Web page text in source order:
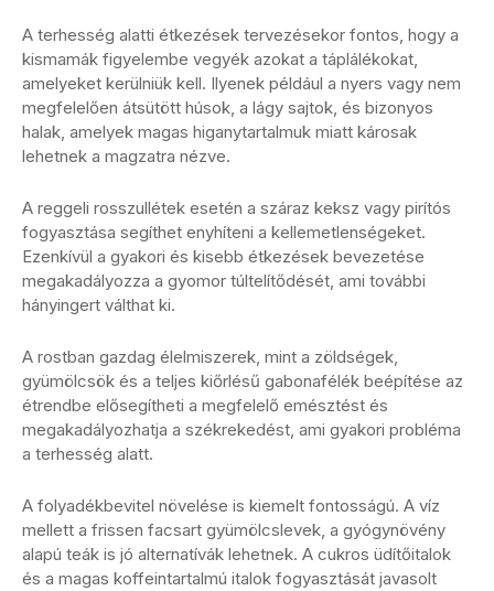
A terhesség alatti étkezések tervezésekor fontos, hogy a
kismamák figyelembe vegyék azokat a táplálékokat,
amelyeket kerülniük kell. Ilyenek például a nyers vagy nem
megfelelően átsütött húsok, a lágy sajtok, és bizonyos
halak, amelyek magas higanytartalmuk miatt károsak
lehetnek a magzatra nézve.
A reggeli rosszullétek esetén a száraz keksz vagy pirítós
fogyasztása segíthet enyhíteni a kellemetlenségeket.
Ezenkívül a gyakori és kisebb étkezések bevezetése
megakadályozza a gyomor túltelítődését, ami további
hányingert válthat ki.
A rostban gazdag élelmiszerek, mint a zöldségek,
gyümölcsök és a teljes kiőrlésű gabonafélék beépítése az
étrendbe elősegítheti a megfelelő emésztést és
megakadályozhatja a székrekedést, ami gyakori probléma
a terhesség alatt.
A folyadékbevitel növelése is kiemelt fontosságú. A víz
mellett a frissen facsart gyümölcslevek, a gyógynövény
alapú teák is jó alternatívák lehetnek. A cukros üdítőitalok
és a magas koffeintartalmú italok fogyasztását javasolt